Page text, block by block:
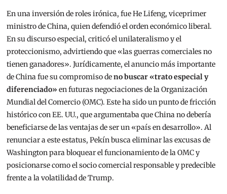
En una inversión de roles irónica, fue He Lifeng, viceprimer
ministro de China, quien defendió el orden económico liberal.
En su discurso especial, criticó el unilateralismo y el
proteccionismo, advirtiendo que «las guerras comerciales no
tienen ganadores». Jurídicamente, el anuncio más importante
de China fue su compromiso deno buscar «trato especial y
diferenciado» en futuras negociaciones de la Organización
Mundial del Comercio (OMC). Este ha sido un punto de fricción
histórico con EE. UU., que argumentaba que China no debería
beneficiarse de las ventajas de ser un «país en desarrollo». Al
renunciar a este estatus, Pekín busca eliminar las excusas de
Washington para bloquear el funcionamiento de la OMC y
posicionarse como el socio comercial responsable y predecible
frente a la volatilidad de Trump.